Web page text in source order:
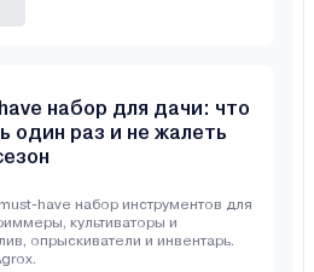
набор для дачи: что
один раз и не жалеть
have набор инструментов для
культиваторы и
опрыскиватели и инвентарь.